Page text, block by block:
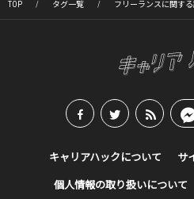
TOP タグ一覧 フリーランスに関す
キャリアハックについて サ
個人情報の取り扱いについて